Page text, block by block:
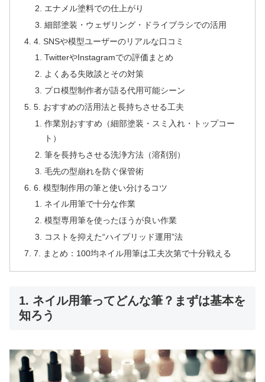
エナメル塗料での仕上がり
細部塗装・ウェザリング・ドライブラシでの活用
4. SNSや模型ユーザーのリアルな口コミ
TwitterやInstagramでの評価まとめ
よくある失敗談とその対策
プロ模型制作者が語る代用可能シーン
5. おすすめの活用法と長持ちさせる工夫
作業別おすすめ（細部塗装・スミ入れ・トップコー
ト）
筆を長持ちさせる洗浄方法（溶剤別）
毛先の型崩れを防ぐ保管術
6. 模型制作用の筆と使い分けるコツ
ネイル用筆で十分な作業
模型専用筆を使ったほうが良い作業
コストを抑えた“ハイブリッド運用”法
7. まとめ：100均ネイル用筆は工夫次第で十分戦える
1. ネイル用筆ってどんな筆？まずは基本を
知ろう